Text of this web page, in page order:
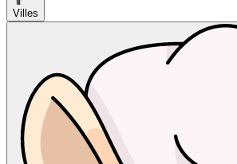
Villes